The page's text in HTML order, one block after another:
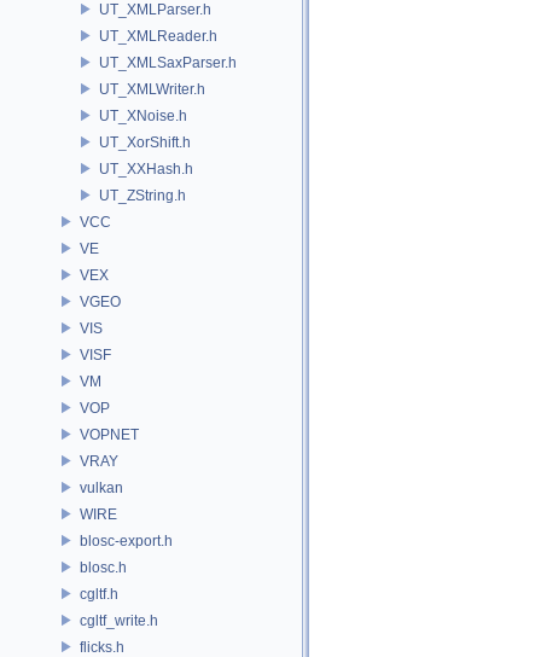
UT_XMLParser.h
UT_XMLReader.h
UT_XMLSaxParser.h
UT_XMLWriter.h
UT_XNoise.h
UT_XorShift.h
UT_XXHash.h
UT_ZString.h
VCC
VE
VEX
VGEO
VIS
VISF
VM
VOP
VOPNET
VRAY
vulkan
WIRE
blosc-export.h
blosc.h
cgltf.h
cgltf_write.h
flicks.h